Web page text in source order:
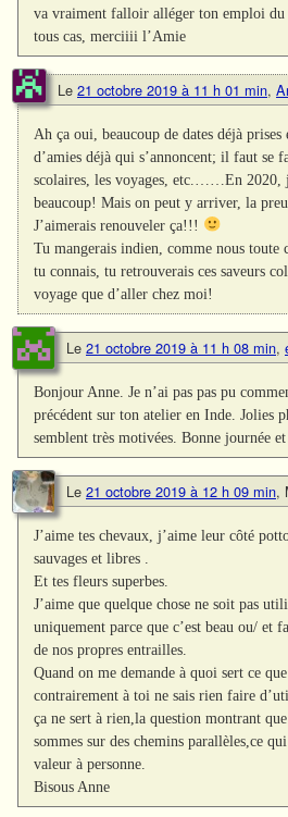
va vraiment falloir alléger ton emploi
tous cas, merciiii l’Amie
Le 21 octobre 2019 à 11 h 01 min,
Ah ça oui, beaucoup de dates déjà prises
d’amies déjà qui s’annoncent; il faut se
scolaires, les voyages, etc.……En 2020,
beaucoup! Mais on peut y arriver, la
J’aimerais renouveler ça!!!
Tu mangerais indien, comme nous toute
tu connais, tu retrouverais ces saveurs
voyage que d’aller chez moi!
Le 21 octobre 2019 à 11 h 08 min,
Bonjour Anne. Je n’ai pas pas pu
précédent sur ton atelier en Inde. Jolies
semblent très motivées. Bonne journée
Le 21 octobre 2019 à 12 h 09 min,
J’aime tes chevaux, j’aime leur côté
sauvages et libres .
Et tes fleurs superbes.
J’aime que quelque chose ne soit pas
uniquement parce que c’est beau ou/ et
de nos propres entrailles.
Quand on me demande à quoi sert ce
contrairement à toi ne sais rien faire
ça ne sert à rien,la question montrant
sommes sur des chemins parallèles,ce
valeur à personne.
Bisous Anne